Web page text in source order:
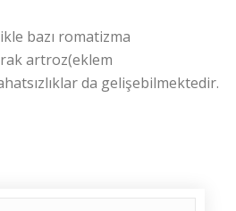
bazı romatizma
artroz(eklem
da gelişebilmektedir.